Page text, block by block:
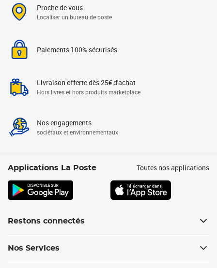
Proche de vous
Localiser un bureau de poste
Paiements 100% sécurisés
Livraison offerte dès 25€ d'achat
Hors livres et hors produits marketplace
Nos engagements
sociétaux et environnementaux
Applications La Poste Toutes nos applications
Restons connectés
Nos Services